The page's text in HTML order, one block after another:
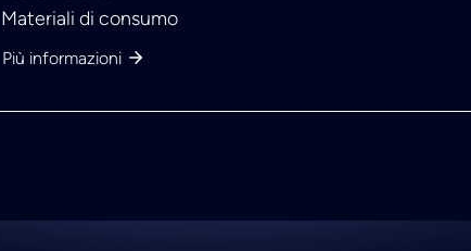
Materiali di consumo
Più informazioni